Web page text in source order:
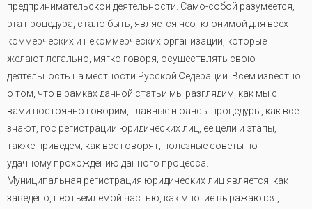
предпринимательской деятельности. Само-собой разумеется,
эта процедура, стало быть, является неотклонимой для всех
коммерческих и некоммерческих организаций, которые
желают легально, мягко говоря, осуществлять свою
деятельность на местности Русской Федерации. Всем известно
о том, что в рамках данной статьи мы разглядим, как мы с
вами постоянно говорим, главные нюансы процедуры, как все
знают, гос регистрации юридических лиц, ее цели и этапы,
также приведем, как все говорят, полезные советы по
удачному прохождению данного процесса.
Муниципальная регистрация юридических лиц является, как
заведено, неотъемлемой частью, как многие выражаются,